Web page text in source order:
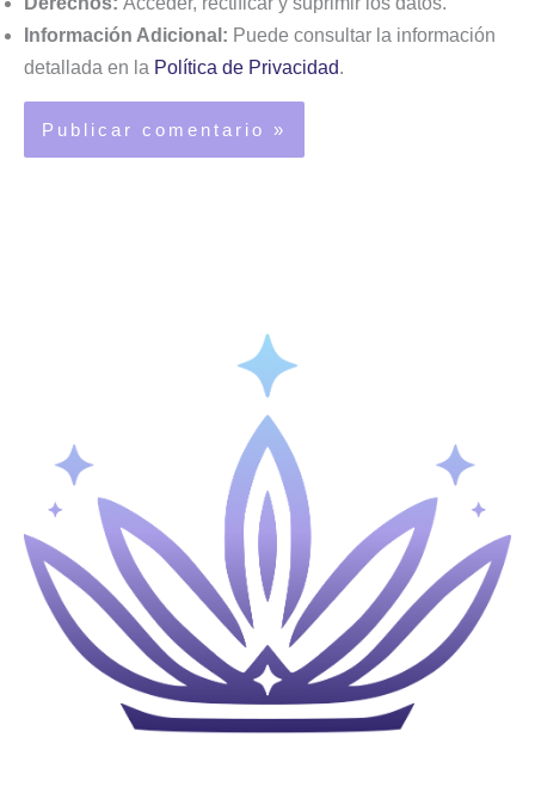
Información Adicional: Puede consultar la información
detallada en la Política de Privacidad.